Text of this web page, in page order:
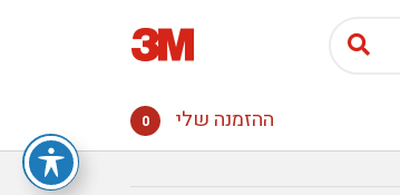
ההזמנה שלי 0